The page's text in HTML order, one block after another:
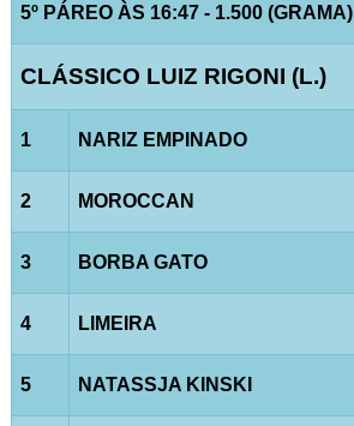
5º PÁREO ÀS 16:47 - 1.500 (GRAMA)
CLÁSSICO LUIZ RIGONI (L.)
1 NARIZ EMPINADO
2 MOROCCAN
3 BORBA GATO
4 LIMEIRA
5 NATASSJA KINSKI